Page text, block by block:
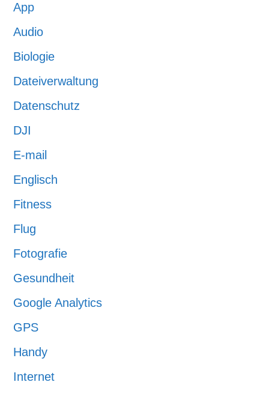
App
Audio
Biologie
Dateiverwaltung
Datenschutz
DJI
E-mail
Englisch
Fitness
Flug
Fotografie
Gesundheit
Google Analytics
GPS
Handy
Internet